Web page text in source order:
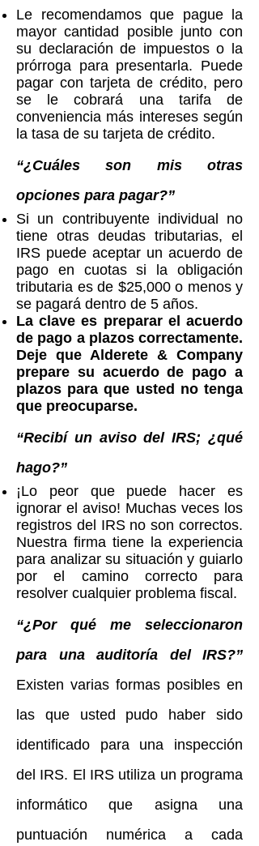
Le recomendamos que pague la
mayor cantidad posible junto con
su declaración de impuestos o la
prórroga para presentarla. Puede
pagar con tarjeta de crédito, pero
se le cobrará una tarifa de
conveniencia más intereses según
la tasa de su tarjeta de crédito.
“¿Cuáles son mis otras
opciones para pagar?”
Si un contribuyente individual no
tiene otras deudas tributarias, el
IRS puede aceptar un acuerdo de
pago en cuotas si la obligación
tributaria es de $25,000 o menos y
se pagará dentro de 5 años.
La clave es preparar el acuerdo
de pago a plazos correctamente.
Deje que Alderete & Company
prepare su acuerdo de pago a
plazos para que usted no tenga
que preocuparse.
“Recibí un aviso del IRS; ¿qué
hago?”
¡Lo peor que puede hacer es
ignorar el aviso! Muchas veces los
registros del IRS no son correctos.
Nuestra firma tiene la experiencia
para analizar su situación y guiarlo
por el camino correcto para
resolver cualquier problema fiscal.
“¿Por qué me seleccionaron
para una auditoría del IRS?”
Existen varias formas posibles en
las que usted pudo haber sido
identificado para una inspección
del IRS. El IRS utiliza un programa
informático que asigna una
puntuación numérica a cada